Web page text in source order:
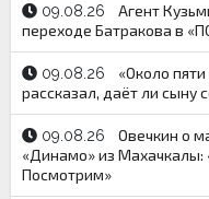
09.08.26
Агент
переходе Батракова в
09.08.26
«Около
рассказал, даёт ли сыну
09.08.26
Овечкин о
«Динамо» из Махачкалы:
Посмотрим»